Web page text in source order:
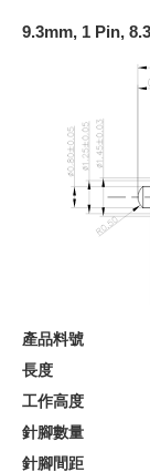
9.3mm, 1 Pin,
產品料號
長度
工作高度
針腳數量
針腳間距